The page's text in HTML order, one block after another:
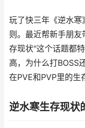
玩了快三年《逆水
则。最近帮新手朋
存现状"这个话题都
高，为什么打BOSS
在PVE和PVP里的生
逆水寒生存现状